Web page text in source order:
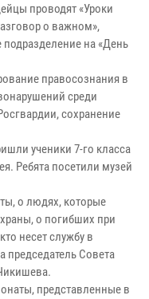
проводят «Уроки
о важном»,
на «День
правосознания в
среди
сохранение
ученики 7-го класса
Ребята посетили музей
о людях, которые
о погибших при
несет службу в
председатель Совета
представленные в